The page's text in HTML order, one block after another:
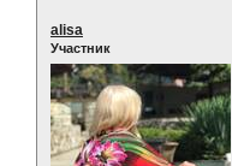
alisa
Участник